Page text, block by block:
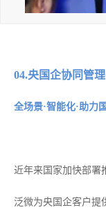
04.央国企协同管
全场景·智能化·助力
近年来国家加快部署
泛微为央国企客户提